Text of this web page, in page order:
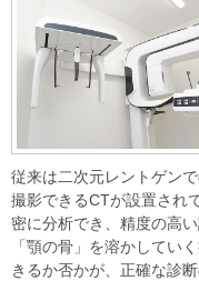
従来は二次元レントゲン
撮影できるCTが設置され
密に分析でき、精度の高
「顎の骨」を溶かしてい
きるか否かが、正確な診断